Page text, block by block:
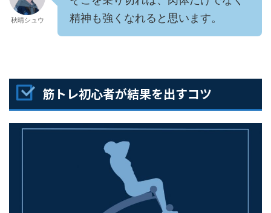
秋晴シュウ
精神も強くなれると思います。
筋トレ初心者が結果を出すコツ